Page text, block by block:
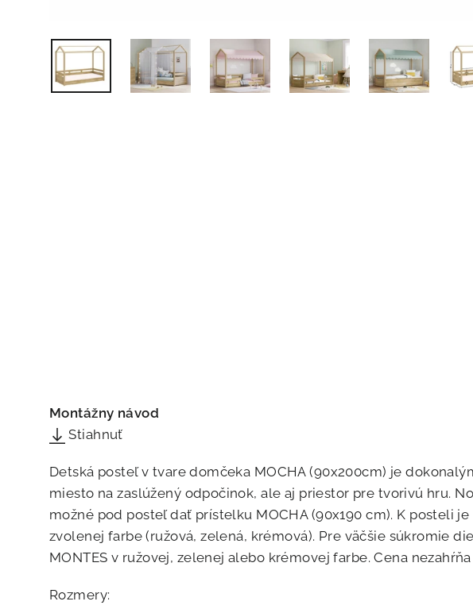
Montážny návod
Stiahnuť
Detská posteľ v tvare domčeka MOCHA (90x200cm) je
miesto na zaslúžený odpočinok, ale aj priestor pre tvorivú hru.
možné pod posteľ dať prístelku MOCHA (90x190 cm). K posteli
zvolenej farbe (ružová, zelená, krémová). Pre väčšie súkromie
MONTES v ružovej, zelenej alebo krémovej farbe. Cena
Rozmery: